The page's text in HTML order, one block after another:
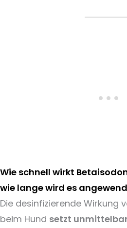
Wie schnell wirkt
wie lange wird es
Die desinfizierende Wirkung
beim Hund setzt